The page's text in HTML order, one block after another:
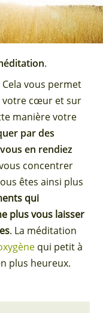
.
Cela vous permet
votre cœur et sur
manière votre
par des
en rendiez
concentrer
êtes ainsi plus
qui
plus vous laisser
. La méditation
qui petit à
plus heureux.